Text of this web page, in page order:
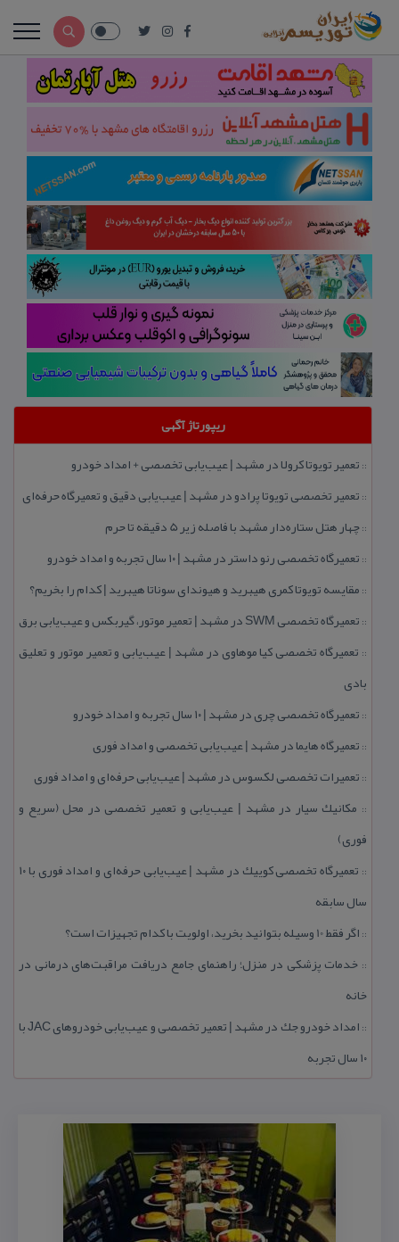
ریپورتاژ آگهی
:: تعمیر تویوتا كرولا در مشهد | عیب‌یابی تخصصی + امداد خودرو
:: تعمیر تخصصی تویوتا پرادو در مشهد | عیب‌یابی دقیق و تعمیرگاه حرفه‌ای
::چهار هتل‌ ستاره‌دار مشهد با فاصله زیر 5 دقیقه تا حرم
:: تعمیرگاه تخصصی رنو داستر در مشهد | ۱۰ سال تجربه و امداد خودرو
:: مقایسه تویوتا كمری هیبرید و هیوندای سوناتا هیبرید | كدام را بخریم؟
:: تعمیرگاه تخصصی SWM در مشهد | تعمیر موتور، گیربكس و عیب‌یابی برق
:: تعمیرگاه تخصصی كیا موهاوی در مشهد | عیب‌یابی و تعمیر موتور و تعلیق
بادی
:: تعمیرگاه تخصصی چری در مشهد | ۱۰ سال تجربه و امداد خودرو
:: تعمیرگاه هایما در مشهد | عیب‌یابی تخصصی و امداد فوری
:: تعمیرات تخصصی لكسوس در مشهد | عیب‌یابی حرفه‌ای و امداد فوری
:: مكانیك سیار در مشهد | عیب‌یابی و تعمیر تخصصی در محل (سریع و
فوری)
::
تعمیرگاه تخصصی كوییك در مشهد | عیب‌یابی حرفه‌ای و امداد فوری با ۱۰
سال سابقه
:: اگر فقط 10 وسیله بتوانید بخرید، اولویت با كدام تجهیزات است؟
:: خدمات پزشكی در منزل؛ راهنمای جامع دریافت مراقبت‌های درمانی در
خانه
::
امداد خودرو جك در مشهد | تعمیر تخصصی و عیب‌یابی خودروهای JAC با
۱۰ سال تجربه